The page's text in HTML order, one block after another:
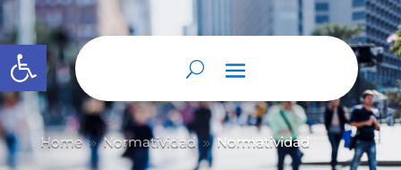
Abrir barra de herramientas
Home 9 Normatividad 9 Normatividad